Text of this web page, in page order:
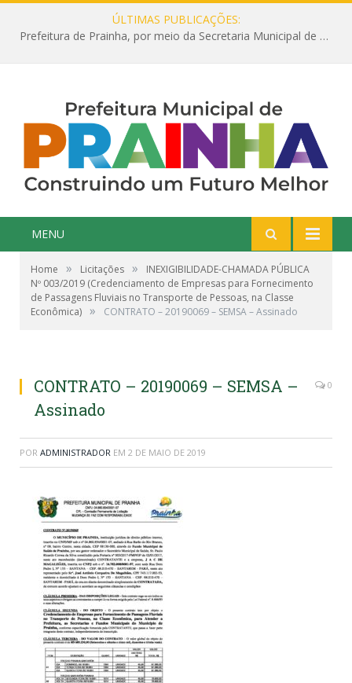
ÚLTIMAS PUBLICAÇÕES:
Prefeitura de Prainha, por meio da Secretaria Municipal de Educação, abre 354 vagas na área da Educação para 2025 com processo seletivo simplificado
MENU
Home » Licitações »
INEXIGIBILIDADE-CHAMADA PÚBLICA
Nº 003/2019 (Credenciamento de Empresas para Fornecimento
de Passagens Fluviais no Transporte de Pessoas, na Classe
Econômica) » CONTRATO – 20190069 – SEMSA – Assinado
CONTRATO – 20190069 – SEMSA –
Assinado
0
POR ADMINISTRADOR EM 2 DE MAIO DE 2019